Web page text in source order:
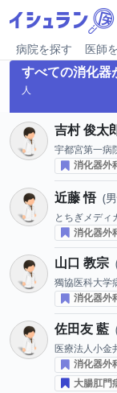
病院を探す 医師
すべての消化器
吉村 俊太
宇都宮第一病
消化器外
近藤 悟
とちぎメディ
消化器外
山口 教宗
獨協医科大学
消化器外
佐田友 藍
医療法人小金
消化器外
大腸肛門